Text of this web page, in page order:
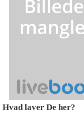
Hvad laver De her?